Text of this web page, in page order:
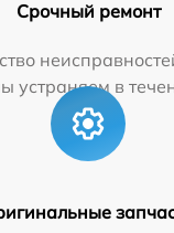
Срочный ремонт
устраняем в